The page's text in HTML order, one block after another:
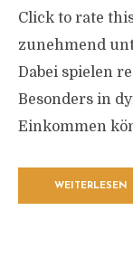
Click to rate
zunehmend
Dabei spielen
Besonders in
Einkommen
WEITERLESEN